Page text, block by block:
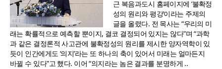
근 복음과도시 홈페이지에 ‘불확정
성의 원리와 평강’이라는 주제의
글을 올렸다. 전 목사는 “우리의 미
래는 확률적으로 예측할 뿐이지, 결코 결정되어 있지는 않다”며 “과학
과 같은 결정론적 사고관에 불확정성의 원리를 제시한 양자역학이 있
듯이 인간에게도 ‘의지’라는 또 하나의 축이 있어서 미래는 얼마든지
바뀔 수 있다”고 했다. 이어 “의지라는 놈은 결과를 분명하게 ..